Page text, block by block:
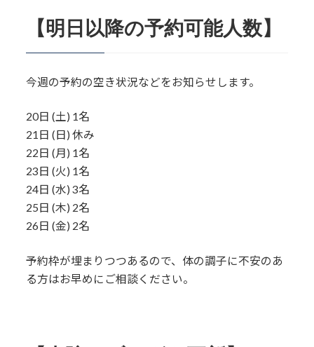
【明日以降の予約可能人数】
今週の予約の空き状況などをお知らせします。
20日 (土) 1名
21日 (日) 休み
22日 (月) 1名
23日 (火) 1名
24日 (水) 3名
25日 (木) 2名
26日 (金) 2名
予約枠が埋まりつつあるので、体の調子に不安のあ
る方はお早めにご相談ください。